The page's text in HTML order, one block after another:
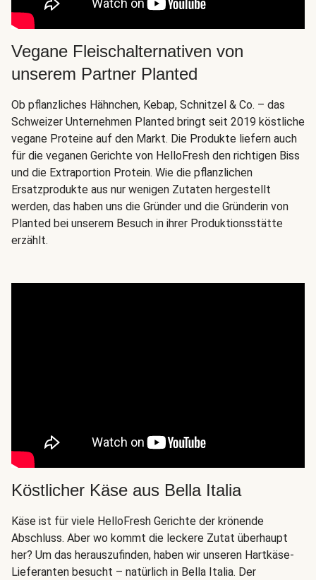
Vegane Fleischalternativen von
unserem Partner Planted
Ob pflanzliches Hähnchen, Kebap, Schnitzel & Co. – das
Schweizer Unternehmen Planted bringt seit 2019 köstliche
vegane Proteine auf den Markt. Die Produkte liefern auch
für die veganen Gerichte von HelloFresh den richtigen Biss
und die Extraportion Protein. Wie die pflanzlichen
Ersatzprodukte aus nur wenigen Zutaten hergestellt
werden, das haben uns die Gründer und die Gründerin von
Planted bei unserem Besuch in ihrer Produktionsstätte
erzählt.
Köstlicher Käse aus Bella Italia
Käse ist für viele HelloFresh Gerichte der krönende
Abschluss. Aber wo kommt die leckere Zutat überhaupt
her? Um das herauszufinden, haben wir unseren Hartkäse-
Lieferanten besucht – natürlich in Bella Italia. Der